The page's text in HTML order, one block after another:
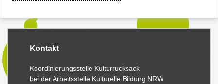
Kontakt
Koordinierungsstelle Kulturrucksack
bei der Arbeitsstelle Kulturelle Bildung NRW